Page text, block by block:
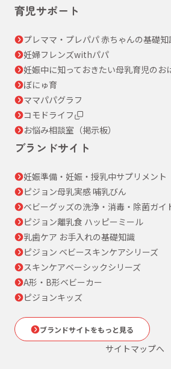
育児サポート
プレママ・プレパパ 赤ちゃんの基礎知
妊婦フレンズwithパパ
妊娠中に知っておきたい母乳育児のお
ぼにゅ育
ママパパグラフ
コモドライフ
お悩み相談室（掲示板）
ブランドサイト
妊娠準備・妊娠・授乳中サプリメント
ピジョン母乳実感 哺乳びん
ベビーグッズの洗浄・消毒・除菌ガイ
ピジョン離乳食 ハッピーミール
乳歯ケア お手入れの基礎知識
ピジョン ベビースキンケアシリーズ
スキンケアベーシックシリーズ
A形・B形ベビーカー
ピジョンキッズ
ブランドサイトをもっと見る
サイトマップへ